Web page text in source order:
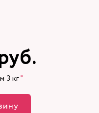
3 кг